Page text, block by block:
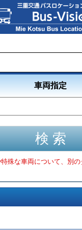
車両指定
殊な車両について、別